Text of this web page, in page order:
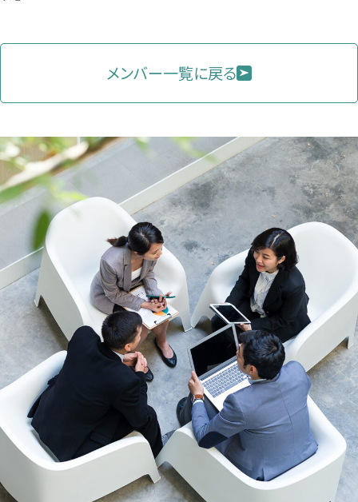
タ
き
ま
す）
メンバー一覧に戻る